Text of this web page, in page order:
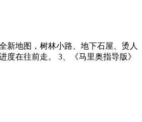
新地图，树林小路、地下石屋、烫人
的岩浆通路全都能逛。新增两类拾取物品，拿第一种能触发意外剧情，攒够第二种能提升能力，两个用处互不沾边，捡道具的时候，能直观感受到游玩进度在往前走。 3、《马里奥指导版》